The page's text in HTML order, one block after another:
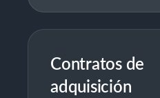
Contratos de
adquisición